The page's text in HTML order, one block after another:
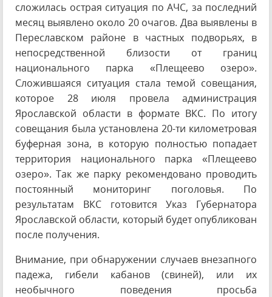
сложилась острая ситуация по АЧС, за последний
месяц выявлено около 20 очагов. Два выявлены в
Переславском районе в частных подворьях, в
непосредственной близости от границ
национального парка «Плещеево озеро».
Сложившаяся ситуация стала темой совещания,
которое 28 июля провела администрация
Ярославской области в формате ВКС. По итогу
совещания была установлена 20-ти километровая
буферная зона, в которую полностью попадает
территория национального парка «Плещеево
озеро». Так же парку рекомендовано проводить
постоянный мониторинг поголовья. По
результатам ВКС готовится Указ Губернатора
Ярославской области, который будет опубликован
после получения.
Внимание, при обнаружении случаев внезапного
падежа, гибели кабанов (свиней), или их
необычного поведения просьба